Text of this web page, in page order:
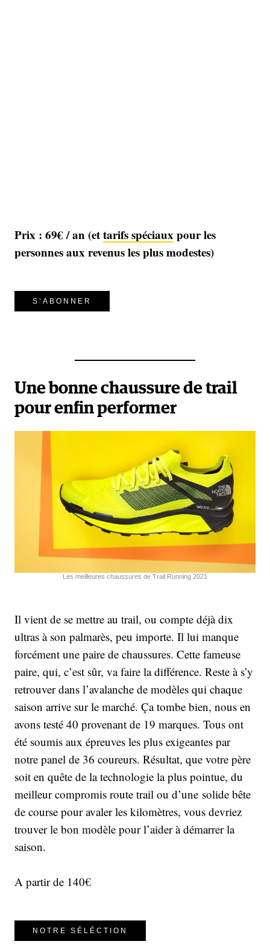
Prix : 69€ / an (ettarifs spéciauxpour les
personnes aux revenus les plus modestes)
S’ABONNER
Une bonne chaussure de trail
pour enfin performer
Les meilleures chaussures de Trail Running 2021
Il vient de se mettre au trail, ou compte déjà dix
ultras à son palmarès, peu importe. Il lui manque
forcément une paire de chaussures. Cette fameuse
paire, qui, c’est sûr, va faire la différence. Reste à s’y
retrouver dans l’avalanche de modèles qui chaque
saison arrive sur le marché. Ça tombe bien, nous en
avons testé 40 provenant de 19 marques. Tous ont
été soumis aux épreuves les plus exigeantes par
notre panel de 36 coureurs. Résultat, que votre père
soit en quête de la technologie la plus pointue, du
meilleur compromis route trail ou d’une solide bête
de course pour avaler les kilomètres, vous devriez
trouver le bon modèle pour l’aider à démarrer la
saison.
A partir de 140€
NOTRE SÉLÉCTION